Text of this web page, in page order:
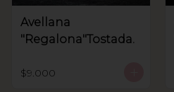
Avellana
"Regalona"Tostada.
$9.000